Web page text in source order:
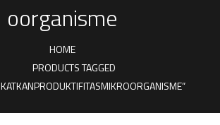
oorganisme
HOME
PRODUCTS TAGGED